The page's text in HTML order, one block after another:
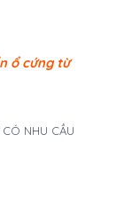
ổ cứng từ
CÓ NHU CẦU